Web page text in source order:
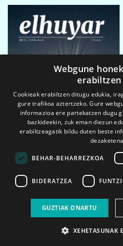
2026ko eka. 1a
Webgune
Cookieak erabiltzen ditugu edukia,
gure trafikoa aztertzeko. Gure
informazioa ere partekatzen dugu
bazkideekin, zuk eman diezun
erabiltzeagatik bildu duten beste
BEHAR-BEHARREZKOA
BIDERATZEA
GUZTIAK ONARTU
XEHETASUNAK